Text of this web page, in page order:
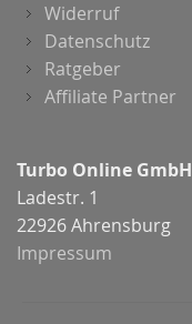
Widerruf
Datenschutz
Ratgeber
Affiliate Partner
Turbo Online GmbH
Ladestr. 1
22926 Ahrensburg
Impressum